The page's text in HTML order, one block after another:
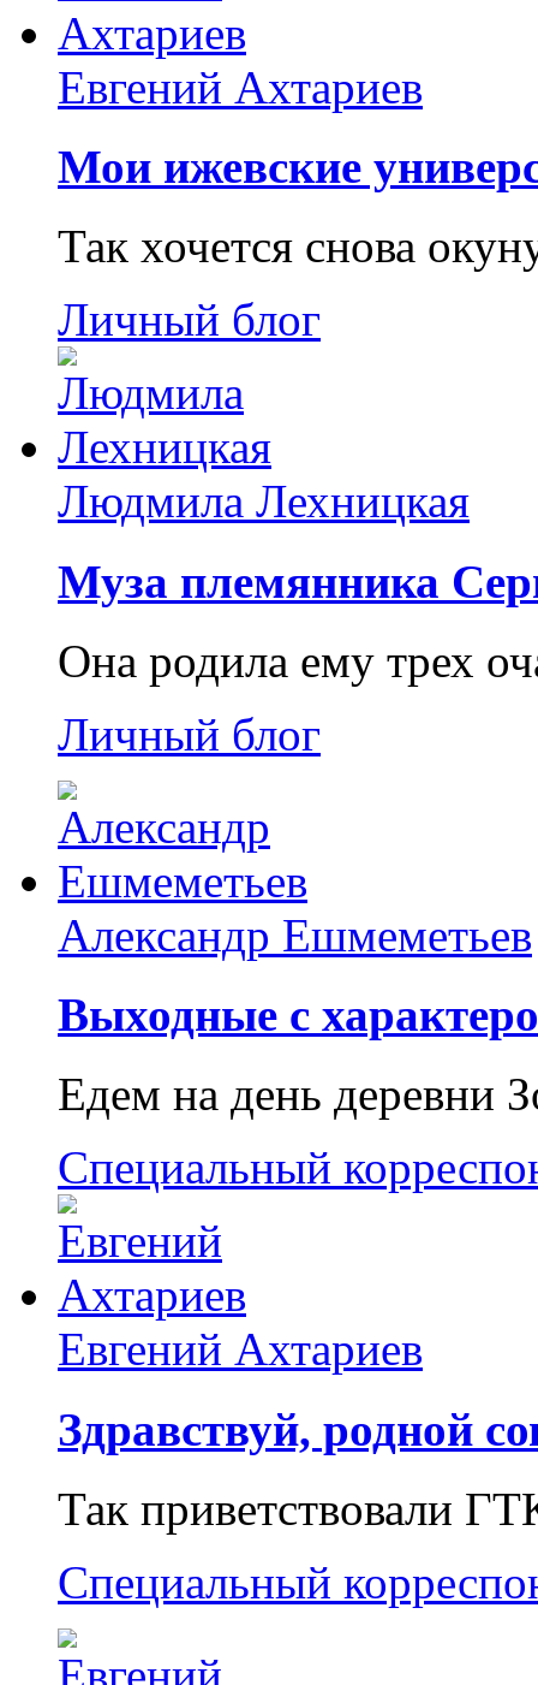
Евгений Ахтариев
Мои ижевские
Так хочется снова
Личный блог
Людмила Лехницкая
Муза племянника
Она родила ему трех
Личный блог
Александр Ешмеметьев
Выходные с
Едем на день деревни
Специальный
Евгений Ахтариев
Здравствуй, родной
Так приветствовали
Специальный